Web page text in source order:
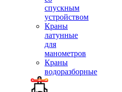
спускным
устройством
Краны
латунные
для
манометров
Краны
водоразборные